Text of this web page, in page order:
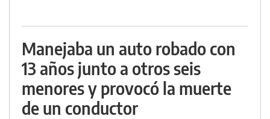
Manejaba un auto robado con
13 años junto a otros seis
menores y provocó la muerte
de un conductor